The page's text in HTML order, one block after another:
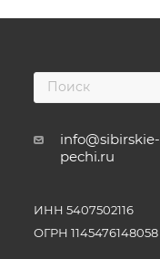
info@sibirskie-
pechi.ru
ИНН 5407502116
ОГРН 1145476148058